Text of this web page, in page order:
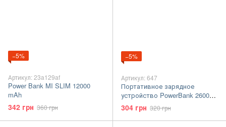
−5%
Артикул: 23a129af
Power Bank MI SLIM 12000
mAh
342 грн 360 грн
−5%
Артикул: 647
Портативное зарядное
устройство PowerBank 2600
Голубой
304 грн 320 грн